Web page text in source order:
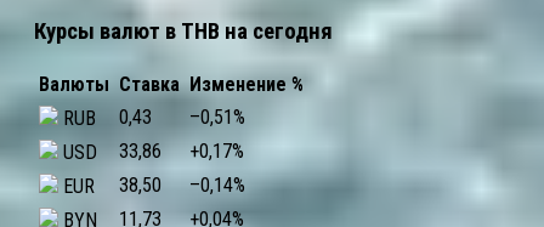
Курсы валют в THB на сегодня
Валюты Ставка Изменение %
RUB
0,43 –0,51%
USD
33,86 +0,17%
EUR
38,50 –0,14%
BYN
11,73 +0,04%